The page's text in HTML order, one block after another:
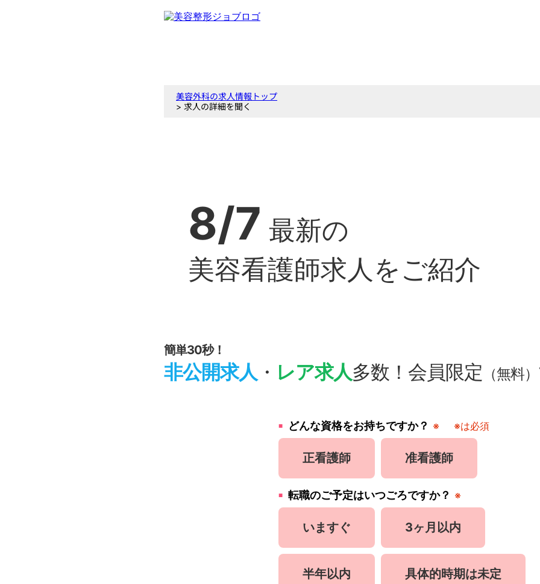
美容外科の求人情報トップ
> 求人の詳細を聞く
8/7 最新の
美容看護師求人をご紹介
簡単30秒！
非公開求人 ・ レア求人多数！会員限定 （無料）
どんな資格をお持ちですか？ ※ ※は必須
正看護師 准看護師
転職のご予定はいつごろですか？ ※
いますぐ 3ヶ月以内
半年以内 具体的時期は未定